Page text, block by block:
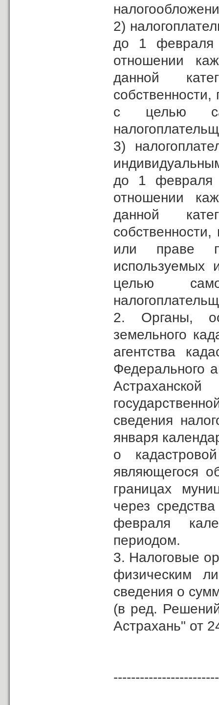
2)
до 1 февраля
отношении
данной
собственности,
с целью
3)
до 1 февраля
отношении
данной
собственности,
или праве
используемых
целью
2. Органы,
земельного
агентства
Федерального
сведения
января
о
являющегося
границах
через
февраля
периодом.
3. Налоговые
физическим
сведения о
(в ред.
Астрахань" от